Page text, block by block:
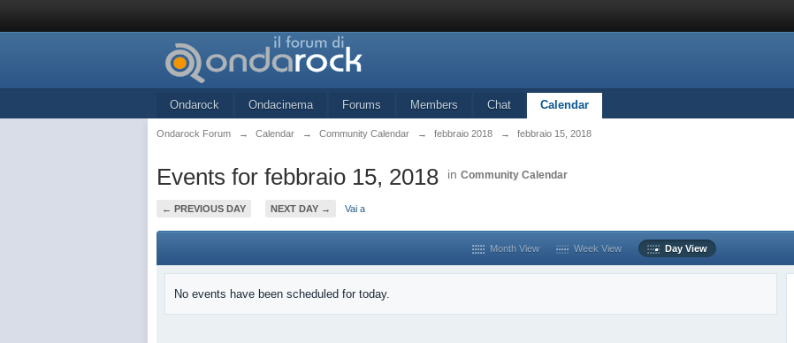
Ondarock Ondacinema Forums Members Chat Calendar
Ondarock Forum → Calendar → Community Calendar → febbraio 2018 → febbraio 15, 2018
Events for febbraio 15, 2018 in Community Calendar
← PREVIOUS DAY NEXT DAY → Vai a
Month View Week View Day View
No events have been scheduled for today.